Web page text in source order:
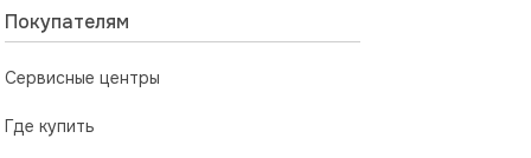
Покупателям
Сервисные центры
Где купить